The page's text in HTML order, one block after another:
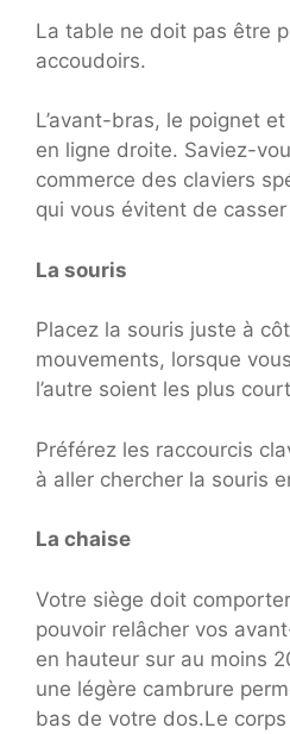
La table ne doit pas être
accoudoirs.
L’avant-bras, le poignet
en ligne droite. Saviez-
commerce des claviers
qui vous évitent de
La souris
Placez la souris juste à
mouvements, lorsque
l’autre soient les plus
Préférez les raccourcis
à aller chercher la souris
La chaise
Votre siège doit
pouvoir relâcher vos
en hauteur sur au moins
une légère cambrure
bas de votre dos.Le